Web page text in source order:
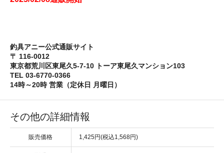
釣具アニー公式通販サイト
〒 116-0012
東京都荒川区東尾久5-7-10 トーア東尾久マンション103
TEL 03-6770-0366
14時～20時 営業（定休日 月曜日）
その他の詳細情報
販売価格 1,425円(税込1,568円)